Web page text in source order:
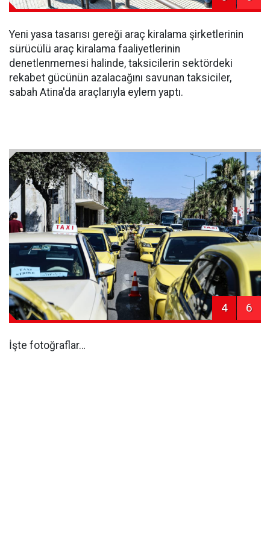
Yeni yasa tasarısı gereği araç kiralama şirketlerinin
sürücülü araç kiralama faaliyetlerinin
denetlenmemesi halinde, taksicilerin sektördeki
rekabet gücünün azalacağını savunan taksiciler,
sabah Atina'da araçlarıyla eylem yaptı.
4 6
İşte fotoğraflar…